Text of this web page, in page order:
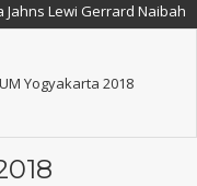
Lewi Gerrard Naibaho
Yogyakarta 2018